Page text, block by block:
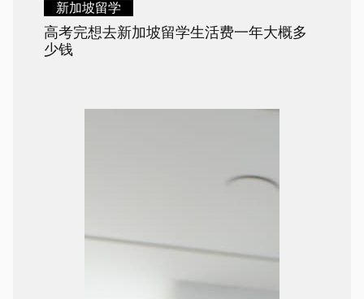
新加坡留学
高考完想去新加坡留学生活费一年大概多
少钱